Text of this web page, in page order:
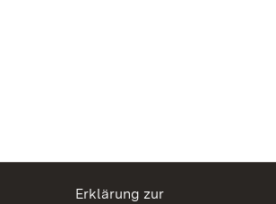
Erklärung zur